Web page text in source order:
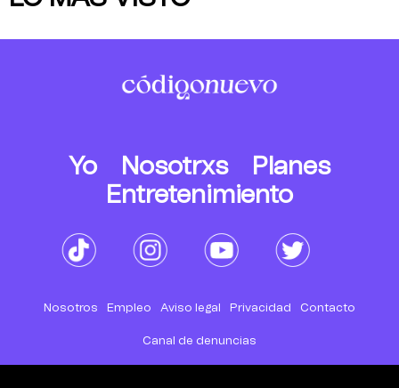
Yo Nosotrxs
Planes
Entretenimiento
Nosotros Empleo Aviso legal Privacidad Contacto
Canal de denuncias